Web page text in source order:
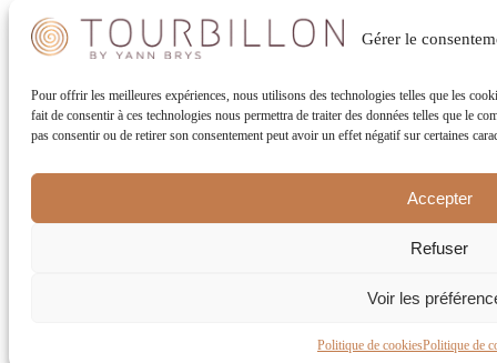
Gérer le
Pour offrir les meilleures expériences, nous utilisons des technologies telles que les
fait de consentir à ces technologies nous permettra de traiter des données telles que le
pas consentir ou de retirer son consentement peut avoir un effet négatif sur certaines
Accepter
Refuser
Voir les
Politique de cookiesPolitique de